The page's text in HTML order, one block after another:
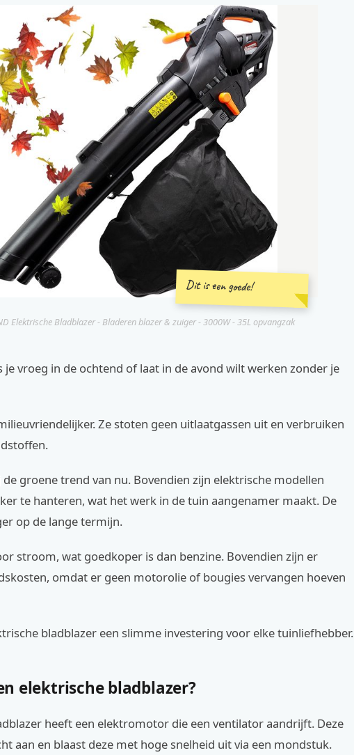
Dit is een goede!
Elektrische Bladblazer - Bladeren blazer & zuiger - 3000W - 35L opvangzak
je vroeg in de ochtend of laat in de avond wilt werken zonder je
Ze stoten geen uitlaatgassen uit en verbruiken
groene trend van nu. Bovendien zijn elektrische modellen
te hanteren, wat het werk in de tuin aangenamer maakt. De
op de lange termijn.
stroom, wat goedkoper is dan benzine. Bovendien zijn er
omdat er geen motorolie of bougies vervangen hoeven
bladblazer een slimme investering voor elke tuinliefhebber.
elektrische bladblazer?
heeft een elektromotor die een ventilator aandrijft. Deze
aan en blaast deze met hoge snelheid uit via een mondstuk.